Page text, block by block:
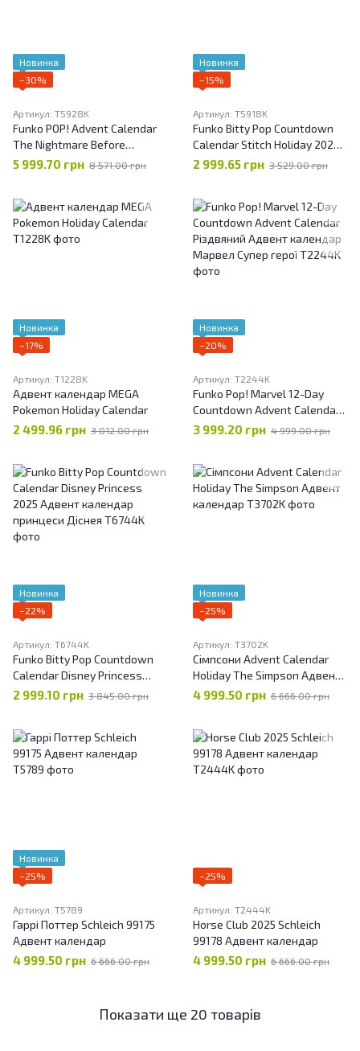
Новинка
−30%
Артикул: T5928K
Funko POP! Advent Calendar
The Nightmare Before
Christmas Адвент календар
5 999.70 грн 8 571.00 грн
Новинка
−15%
Артикул: T5918K
Funko Bitty Pop Countdown
Calendar Stitch Holiday 2025
Адвент календар
2 999.65 грн 3 529.00 грн
Новинка
−17%
Артикул: T1228K
Адвент календар MEGA
Pokemon Holiday Calendar
2 499.96 грн 3 012.00 грн
Новинка
−20%
Артикул: T2244K
Funko Pop! Marvel 12-Day
Countdown Advent Calendar
Різдвяний Адвент календар
3 999.20 грн 4 999.00 грн
Новинка
−22%
Артикул: T6744K
Funko Bitty Pop Countdown
Calendar Disney Princess
2025 Адвент календар
2 999.10 грн 3 845.00 грн
Новинка
−25%
Артикул: T3702K
Сімпсони Advent Calendar
Holiday The Simpson Адвент
календар
4 999.50 грн 6 666.00 грн
Новинка
−25%
Артикул: T5789
Гаррі Поттер Schleich 99175
Адвент календар
4 999.50 грн 6 666.00 грн
−25%
Артикул: T2444K
Horse Club 2025 Schleich
99178 Адвент календар
4 999.50 грн 6 666.00 грн
Показати ще 20 товарів